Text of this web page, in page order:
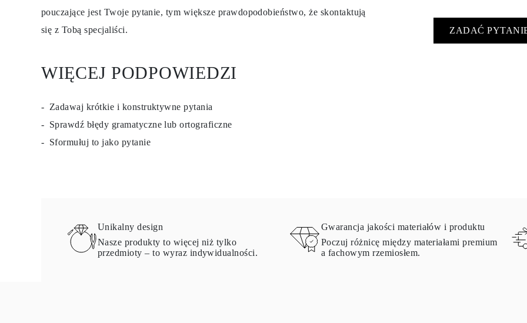
pouczające jest Twoje pytanie, tym większe prawdopodobieństwo, że skontaktują
się z Tobą specjaliści.
WIĘCEJ PODPOWIEDZI
Zadawaj krótkie i konstruktywne pytania
Sprawdź błędy gramatyczne lub ortograficzne
Sformułuj to jako pytanie
ZADAĆ
Unikalny design
Nasze produkty to więcej niż tylko
przedmioty – to wyraz indywidualności.
Gwarancja jakości materiałów i produktu
Poczuj różnicę między materiałami premium
a fachowym rzemiosłem.